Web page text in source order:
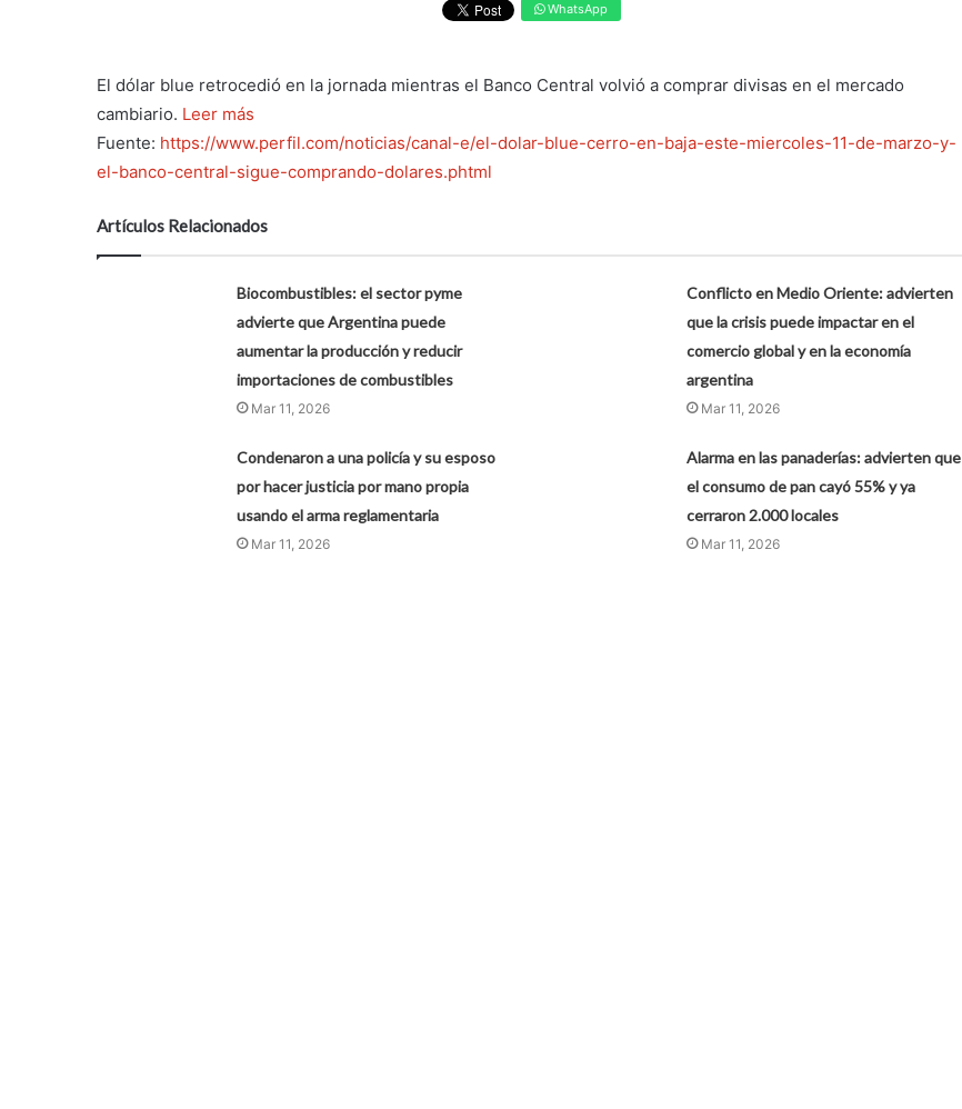
WhatsApp
El dólar blue retrocedió en la jornada mientras el Banco Central volvió a comprar divisas en el mercado
cambiario. Leer más
Fuente: https://www.perfil.com/noticias/canal-e/el-dolar-blue-cerro-en-baja-este-miercoles-11-de-marzo-y-
el-banco-central-sigue-comprando-dolares.phtml
Artículos Relacionados
Biocombustibles: el sector pyme
advierte que Argentina puede
aumentar la producción y reducir
importaciones de combustibles
Mar 11, 2026
Conflicto en Medio Oriente: advierten
que la crisis puede impactar en el
comercio global y en la economía
argentina
Mar 11, 2026
Condenaron a una policía y su esposo
por hacer justicia por mano propia
usando el arma reglamentaria
Mar 11, 2026
Alarma en las panaderías: advierten que
el consumo de pan cayó 55% y ya
cerraron 2.000 locales
Mar 11, 2026